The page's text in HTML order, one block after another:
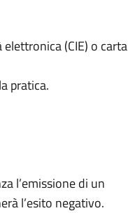
(CIE) o carta
pratica.
l’emissione di un
l’esito negativo.